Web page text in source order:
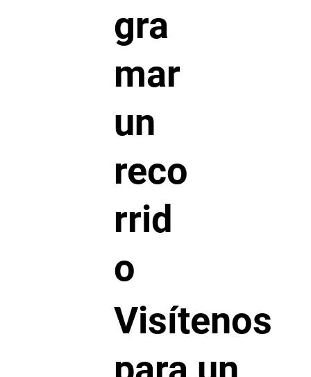
gra
mar
un
reco
rrid
o
Visítenos